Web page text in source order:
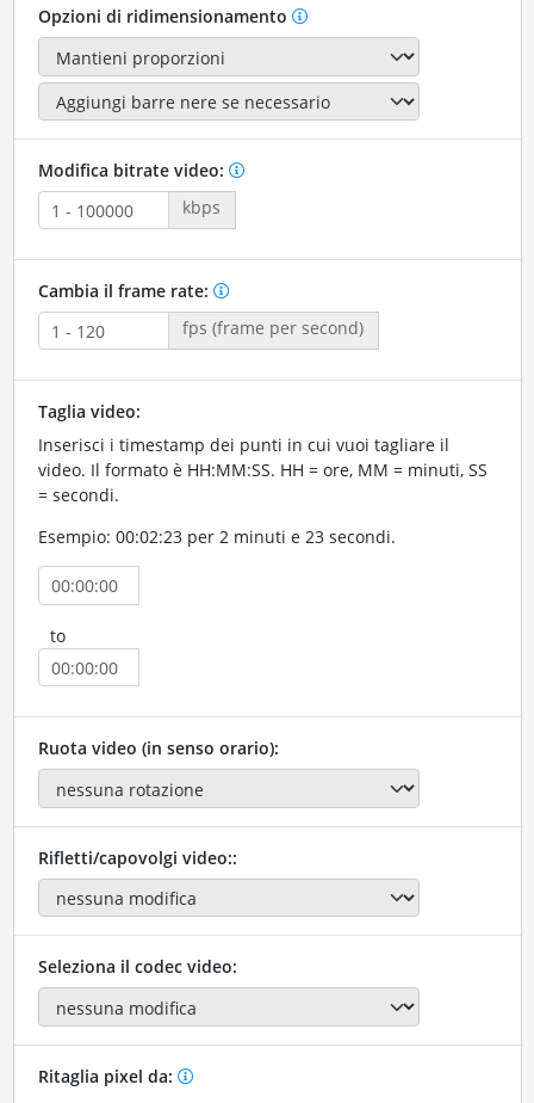
Opzioni di ridimensionamento
Modifica bitrate video:
kbps
Cambia il frame rate:
fps (frame per second)
Taglia video:
Inserisci i timestamp dei punti in cui vuoi tagliare il
video. Il formato è HH:MM:SS. HH = ore, MM = minuti, SS
= secondi.
Esempio: 00:02:23 per 2 minuti e 23 secondi.
to
Ruota video (in senso orario):
Rifletti/capovolgi video::
Seleziona il codec video:
Ritaglia pixel da: